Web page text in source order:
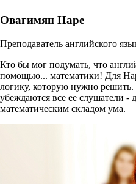
Овагимян Наре
Преподаватель английского
Кто бы мог подумать, что
помощью... математики! Для
логику, которую нужно
убеждаются все ее слушатели -
математическим складом ума.